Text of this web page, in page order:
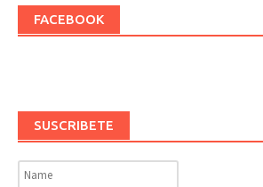
FACEBOOK
SUSCRIBETE